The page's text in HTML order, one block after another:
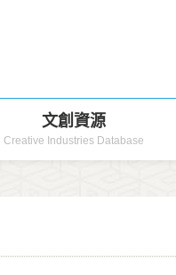
文創資源
Creative Industries Database